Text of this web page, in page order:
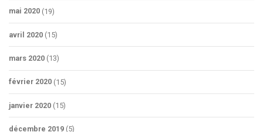
mai 2020 (19)
avril 2020 (15)
mars 2020 (13)
février 2020 (15)
janvier 2020 (15)
décembre 2019 (5)